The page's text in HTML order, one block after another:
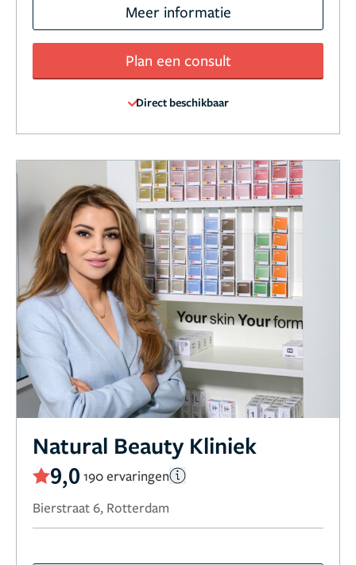
Meer informatie
Plan een consult
Direct beschikbaar
Natural Beauty Kliniek
9,0 190 ervaringen
Bierstraat 6, Rotterdam